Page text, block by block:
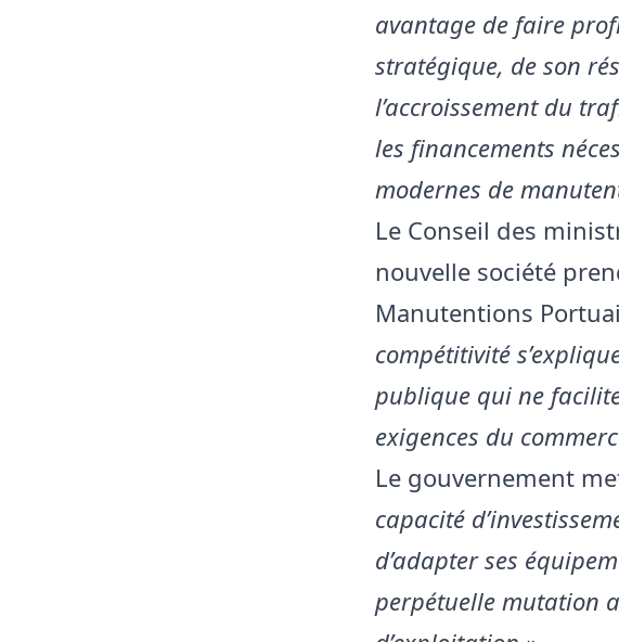
avantage de faire
stratégique, de son
l’accroissement du
les financements
modernes de
Le Conseil des
nouvelle société
Manutentions
compétitivité
publique qui ne
exigences du
Le gouvernement
capacité
d’adapter ses
perpétuelle mutation